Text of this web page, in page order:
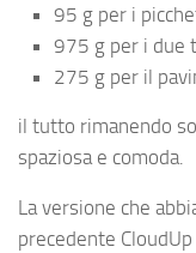
95 g per i
975 g per i due
275 g per il
il tutto rimanendo
spaziosa e comoda.
La versione che
precedente